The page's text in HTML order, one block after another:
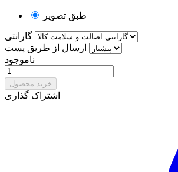
طبق تصویر
گارانتی
ارسال از طریق پست
ناموجود
خرید محصول
اشتراک گذاری